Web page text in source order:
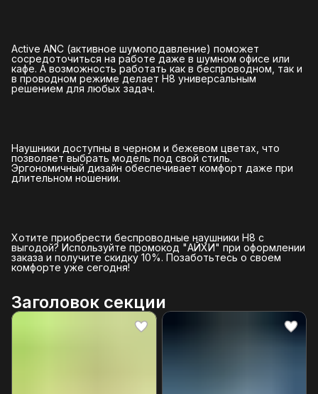
Active ANC (активное шумоподавление) поможет
сосредоточиться на работе даже в шумном офисе или
кафе. А возможность работать как в беспроводном, так и
в проводном режиме делает H8 универсальным
решением для любых задач.
Наушники доступны в черном и бежевом цветах, что
позволяет выбрать модель под свой стиль.
Эргономичный дизайн обеспечивает комфорт даже при
длительном ношении.
Хотите приобрести беспроводные наушники H8 с
выгодой? Используйте промокод "АЙХИ" при оформлении
заказа и получите скидку 10%. Позаботьтесь о своем
комфорте уже сегодня!
Заголовок секции